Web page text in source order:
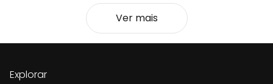
Ver mais
Explorar